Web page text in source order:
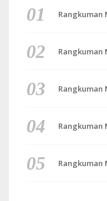
Rangkuman
Rangkuman
Rangkuman
Rangkuman
Rangkuman